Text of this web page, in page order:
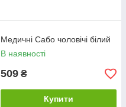
Медичні Сабо чоловічі білий
В наявності
509 ₴
Купити